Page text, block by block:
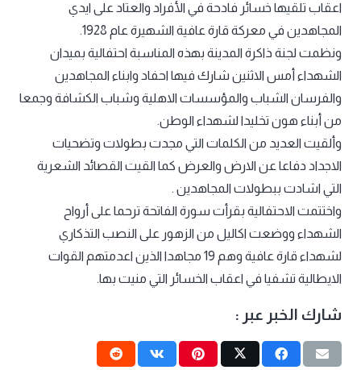
اعقاب تلقيها خسائر فادحة في الأفراد والعتاد على ايدي
المجاهدين في معركة قارة عافية الشهيرة عام 1928.
ونظمت لجنة ذاكرة المدينة بهذه المناسبة احتفالية بميدان
الشهداء أمس الاثنين شارك فيها احفاد وابناء المجاهدين
والفرسان الشباب والمؤسسات الاهلية وشباب الكشافة وجمعا
من أبناء هون تخليدا لشهداء الوطن.
وألقيت العديد من الكلمات التي مجدت بطولات وتضحيات
الاجداد دفاعا عن الارض والعرض كما القيت القصائد الشعرية
التي اشادت ببطولات المجاهدين .
واختتمت الاحتفالية بقرأت سورة الفاتحة ترحما على أرواح
الشهداء ووضعت اكاليل من الزهور على النصب التذكاري
لشهداء قارة عافية وهم 19 مجاهدا الذين اعدمتهم القوات
الايطالية تشفيا في اعقاب الخسائر التي منيت بها.
شارك الخبر عبر :